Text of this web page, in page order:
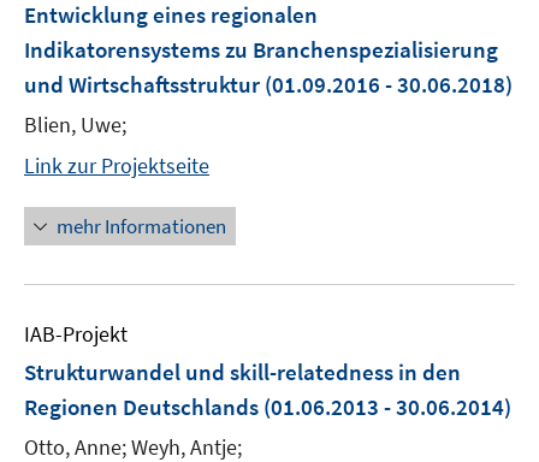
Entwicklung eines regionalen
Indikatorensystems zu Branchenspezialisierung
und Wirtschaftsstruktur (01.09.2016 - 30.06.2018)
Blien, Uwe;
Link zur Projektseite
mehr Informationen
IAB-Projekt
Strukturwandel und skill-relatedness in den
Regionen Deutschlands (01.06.2013 - 30.06.2014)
Otto, Anne; Weyh, Antje;